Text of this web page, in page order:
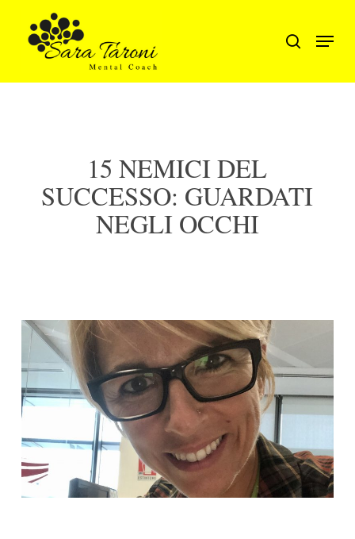
main
content
search
Menu
15 NEMICI DEL
SUCCESSO: GUARDATI
NEGLI OCCHI
Close